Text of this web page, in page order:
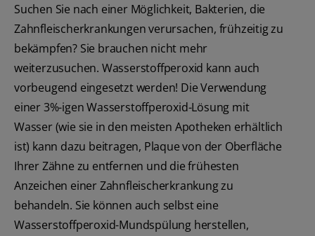
Suchen Sie nach einer Möglichkeit, Bakterien, die
Zahnfleischerkrankungen verursachen, frühzeitig zu
bekämpfen? Sie brauchen nicht mehr
weiterzusuchen. Wasserstoffperoxid kann auch
vorbeugend eingesetzt werden! Die Verwendung
einer 3%-igen Wasserstoffperoxid-Lösung mit
Wasser (wie sie in den meisten Apotheken erhältlich
ist) kann dazu beitragen, Plaque von der Oberfläche
Ihrer Zähne zu entfernen und die frühesten
Anzeichen einer Zahnfleischerkrankung zu
behandeln. Sie können auch selbst eine
Wasserstoffperoxid-Mundspülung herstellen,